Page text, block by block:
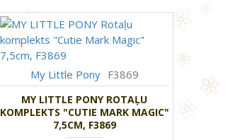
My Little Pony F3869
MY LITTLE PONY ROTAĻU
KOMPLEKTS "CUTIE MARK MAGIC"
7,5CM, F3869